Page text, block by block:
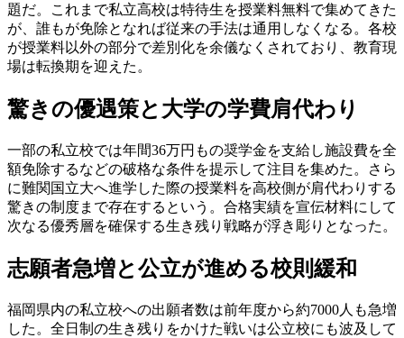
題だ。これまで私立高校は特待生を授業料無料で集めてきた
が、誰もが免除となれば従来の手法は通用しなくなる。各校
が授業料以外の部分で差別化を余儀なくされており、教育現
場は転換期を迎えた。
驚きの優遇策と大学の学費肩代わり
一部の私立校では年間36万円もの奨学金を支給し施設費を全
額免除するなどの破格な条件を提示して注目を集めた。さら
に難関国立大へ進学した際の授業料を高校側が肩代わりする
驚きの制度まで存在するという。合格実績を宣伝材料にして
次なる優秀層を確保する生き残り戦略が浮き彫りとなった。
志願者急増と公立が進める校則緩和
福岡県内の私立校への出願者数は前年度から約7000人も急増
した。全日制の生き残りをかけた戦いは公立校にも波及して